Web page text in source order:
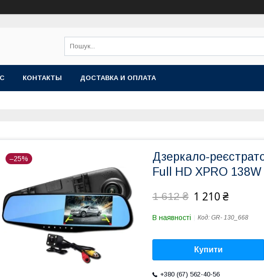
КОНТАКТЫ ДОСТАВКА И ОПЛАТА
–25%
Дзеркало-
Full HD XPRO
1 612 ₴ 1 210 ₴
В наявності Код: GR- 130_668
Купити
+380 (67) 562-40-56